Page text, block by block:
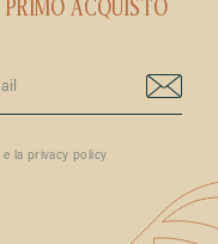
ACQUISTO
la privacy policy